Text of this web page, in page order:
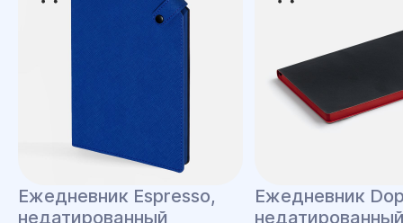
Ежедневник Espresso,
недатированный
Ежедневник